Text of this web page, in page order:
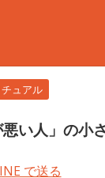
ュアル
悪い人」の小